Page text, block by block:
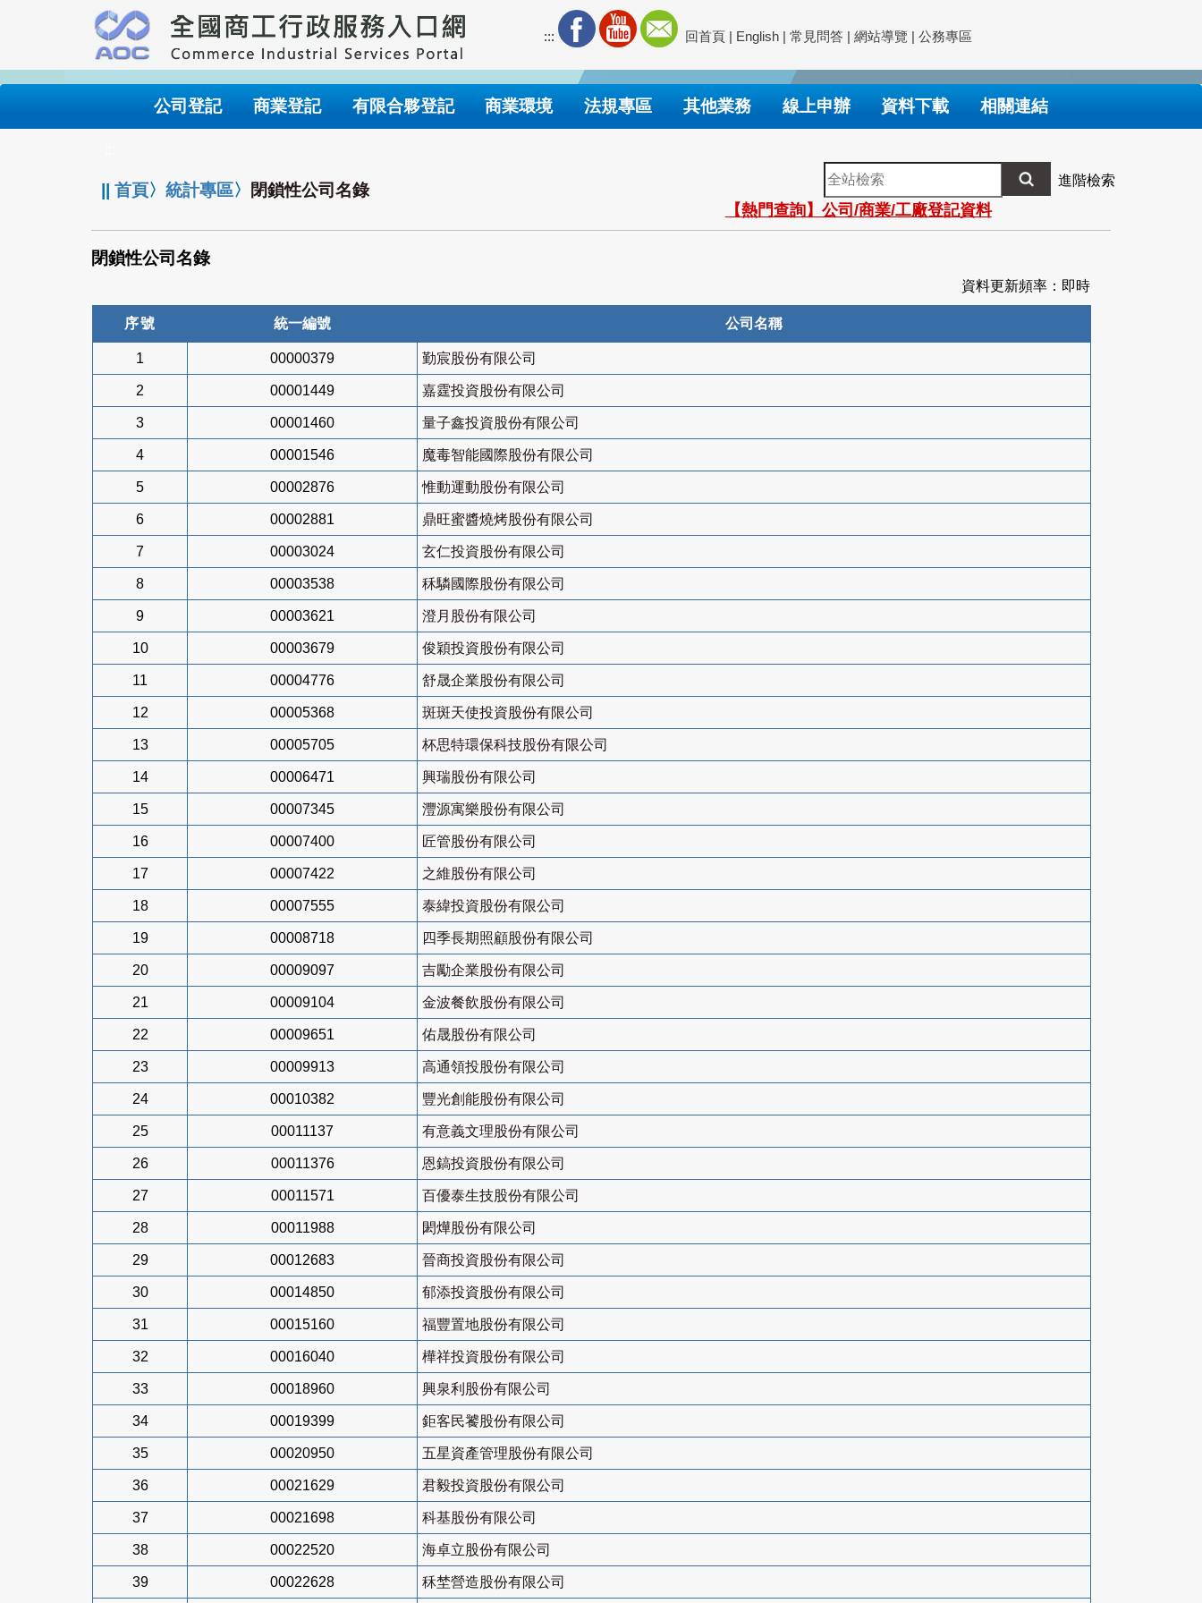
要
內
::: 回首頁 | English | 常見問答 | 網站導覽 | 公務專區
公司登記 商業登記 有限合夥登記 商業環境 法規專區 其他業務 線上申辦 資料下載 相關連結
||首頁〉統計專區〉 閉鎖性公司名錄
全
站
檢
索
進階檢索
【熱門查詢】公司/商業/工廠登記資料
閉鎖性公司名錄
資料更新頻率：即時
序號 統一編號 公司名稱
1 00000379 勤宸股份有限公司
2 00001449 嘉霆投資股份有限公司
3 00001460 量子鑫投資股份有限公司
4 00001546 魔毒智能國際股份有限公司
5 00002876 惟動運動股份有限公司
6 00002881 鼎旺蜜醬燒烤股份有限公司
7 00003024 玄仁投資股份有限公司
8 00003538 秝驎國際股份有限公司
9 00003621 澄月股份有限公司
10 00003679 俊穎投資股份有限公司
11 00004776 舒晟企業股份有限公司
12 00005368 斑斑天使投資股份有限公司
13 00005705 杯思特環保科技股份有限公司
14 00006471 興瑞股份有限公司
15 00007345 灃源寓樂股份有限公司
16 00007400 匠管股份有限公司
17 00007422 之維股份有限公司
18 00007555 泰緯投資股份有限公司
19 00008718 四季長期照顧股份有限公司
20 00009097 吉勵企業股份有限公司
21 00009104 金波餐飲股份有限公司
22 00009651 佑晟股份有限公司
23 00009913 高通領投股份有限公司
24 00010382 豐光創能股份有限公司
25 00011137 有意義文理股份有限公司
26 00011376 恩鎬投資股份有限公司
27 00011571 百優泰生技股份有限公司
28 00011988 閎燁股份有限公司
29 00012683 晉商投資股份有限公司
30 00014850 郁添投資股份有限公司
31 00015160 福豐置地股份有限公司
32 00016040 樺祥投資股份有限公司
33 00018960 興泉利股份有限公司
34 00019399 鉅客民饕股份有限公司
35 00020950 五星資產管理股份有限公司
36 00021629 君毅投資股份有限公司
37 00021698 科基股份有限公司
38 00022520 海卓立股份有限公司
39 00022628 秝埜營造股份有限公司